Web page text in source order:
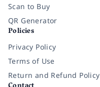
Scan to Buy
QR Generator
Policies
Privacy Policy
Terms of Use
Return and Refund Policy